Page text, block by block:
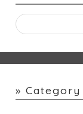
» Category